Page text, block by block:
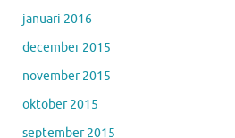
januari 2016
december 2015
november 2015
oktober 2015
september 2015